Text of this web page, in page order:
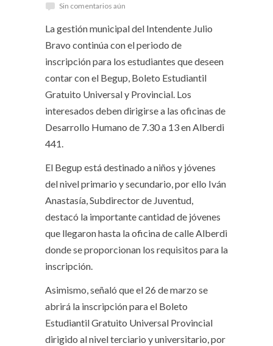
Sin comentarios aún
La gestión municipal del Intendente Julio
Bravo continúa con el periodo de
inscripción para los estudiantes que deseen
contar con el Begup, Boleto Estudiantil
Gratuito Universal y Provincial. Los
interesados deben dirigirse a las oficinas de
Desarrollo Humano de 7.30 a 13 en Alberdi
441.
El Begup está destinado a niños y jóvenes
del nivel primario y secundario, por ello Iván
Anastasía, Subdirector de Juventud,
destacó la importante cantidad de jóvenes
que llegaron hasta la oficina de calle Alberdi
donde se proporcionan los requisitos para la
inscripción.
Asimismo, señaló que el 26 de marzo se
abrirá la inscripción para el Boleto
Estudiantil Gratuito Universal Provincial
dirigido al nivel terciario y universitario, por